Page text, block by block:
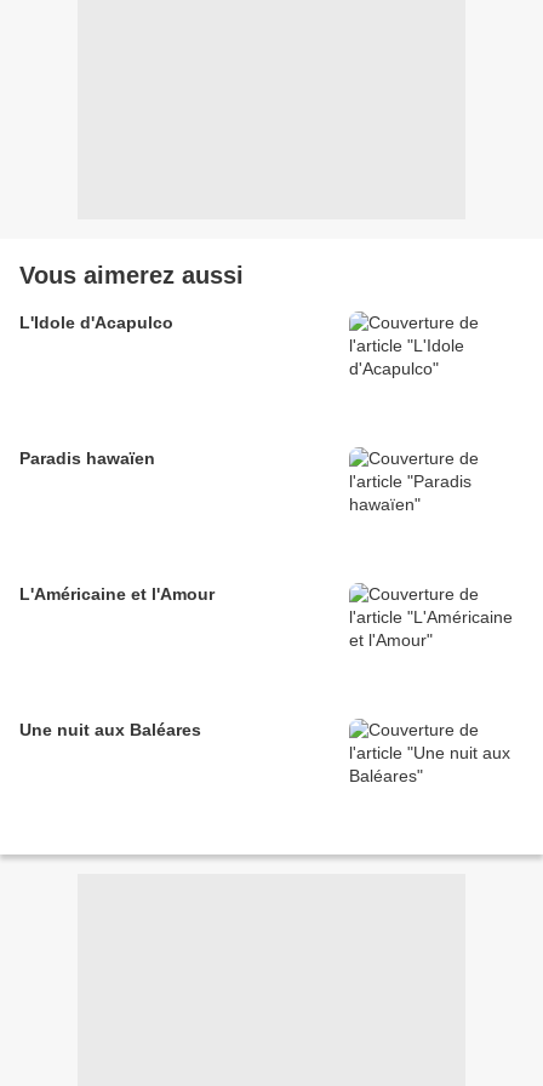
Vous aimerez aussi
L'Idole d'Acapulco
Paradis hawaïen
L'Américaine et l'Amour
Une nuit aux Baléares